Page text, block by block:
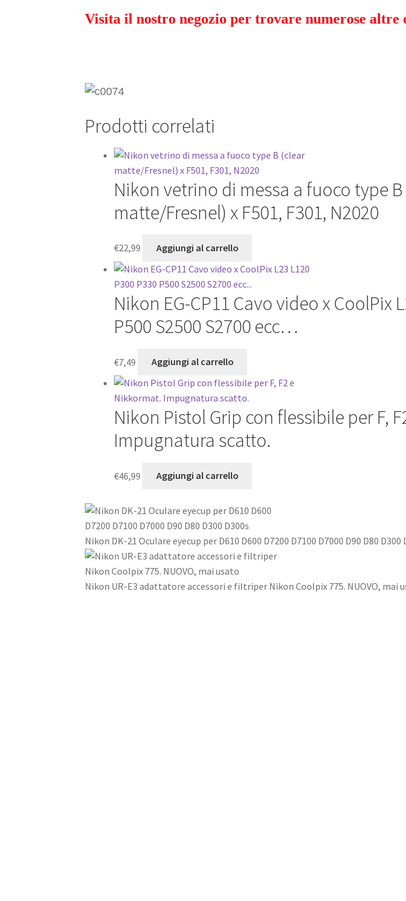
Visita il nostro negozio per trovare numerose altre
Prodotti correlati
Nikon vetrino di messa a fuoco type
matte/Fresnel) x F501, F301, N2020
€22,99 Aggiungi al carrello
Nikon EG-CP11 Cavo video x CoolPix
P500 S2500 S2700 ecc…
€7,49 Aggiungi al carrello
Nikon Pistol Grip con flessibile per F,
Impugnatura scatto.
€46,99 Aggiungi al carrello
Nikon DK-21 Oculare eyecup per D610 D600 D7200 D7100 D7000 D90 D80 D300
Nikon UR-E3 adattatore accessori e filtriper Nikon Coolpix 775. NUOVO, mai